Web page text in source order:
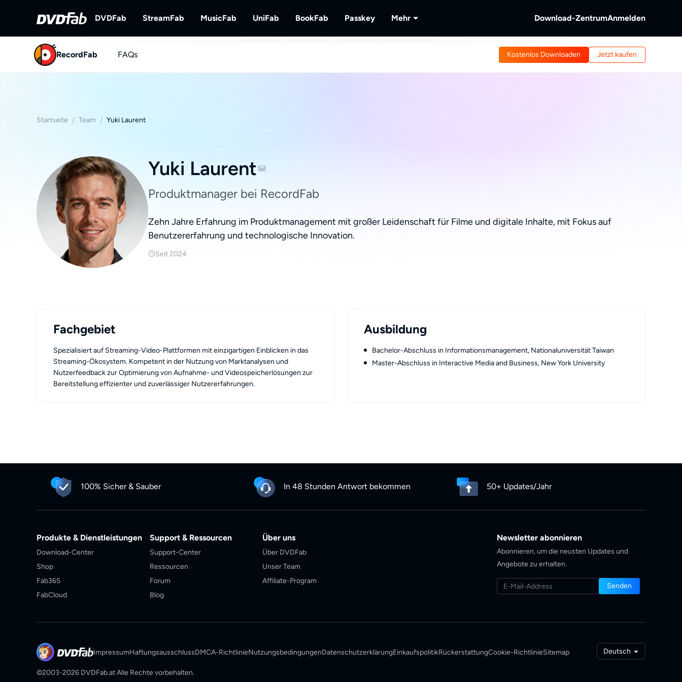
DVDFab
DVDFab
StreamFab MusicFab UniFab BookFab Passkey Mehr Download-ZentrumAnmelden
RecordFab FAQs Kostenlos Downloaden Jetzt kaufen
Startseite / Team / Yuki Laurent
Yuki Laurent
Produktmanager bei RecordFab
Zehn Jahre Erfahrung im Produktmanagement mit großer Leidenschaft für Filme und digitale Inhalte, mit Fokus auf
Benutzererfahrung und technologische Innovation.
Seit 2024
Fachgebiet
Spezialisiert auf Streaming-Video-Plattformen mit einzigartigen Einblicken in das
Streaming-Ökosystem. Kompetent in der Nutzung von Marktanalysen und
Nutzerfeedback zur Optimierung von Aufnahme- und Videospeicherlösungen zur
Bereitstellung effizienter und zuverlässiger Nutzererfahrungen.
Ausbildung
Bachelor-Abschluss in Informationsmanagement, Nationaluniversität Taiwan
Master-Abschluss in Interactive Media and Business, New York University
100% Sicher & Sauber In 48 Stunden Antwort bekommen 50+ Updates/Jahr
Produkte & Dienstleistungen
Download-Center
Shop
Fab365
FabCloud
Support & Ressourcen
Support-Center
Ressourcen
Forum
Blog
Über uns
Über DVDFab
Unser Team
Affiliate-Program
Newsletter abonnieren
Abonnieren, um die neusten Updates und
Angebote zu erhalten.
Senden
ImpressumHaftungsausschlussDMCA-RichtlinieNutzungsbedingungenDatenschutzerklärungEinkaufspolitikRückerstattungCookie-RichtlinieSitemap Deutsch
©2003-2026 DVDFab.at Alle Rechte vorbehalten.